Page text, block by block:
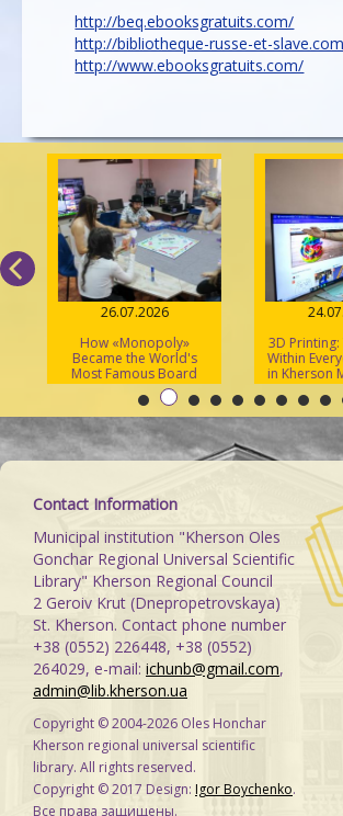
http://beq.ebooksgratuits.com/
http://bibliotheque-russe-et-
http://www.ebooksgratuits.com/
26.07.2026
How «Monopoly»
Became the World's
Most Famous Board
Game
3D Printing:
Within
in Kherson
Contact Information
Municipal institution "Kherson Oles
Gonchar Regional Universal Scientific
Library" Kherson Regional Council
2 Geroiv Krut (Dnepropetrovskaya)
St. Kherson. Contact phone number
+38 (0552) 226448, +38 (0552)
264029, e-mail: ichunb@gmail.com,
admin@lib.kherson.ua
Copyright © 2004-2026 Oles Honchar
Kherson regional universal scientific
library. All rights reserved.
Copyright © 2017 Design: Igor Boychenko.
Все права защищены.